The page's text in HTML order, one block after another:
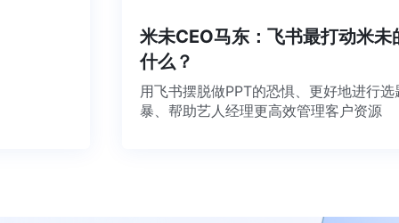
米未CEO马东：飞书最打动
什么？
用飞书摆脱做PPT的恐惧、更好地进
暴、帮助艺人经理更高效管理客户资